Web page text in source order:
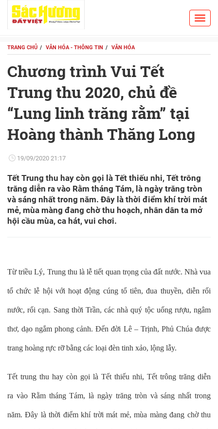
TRANG CHỦ VĂN HÓA - THÔNG TIN VĂN HÓA
Chương trình Vui Tết
Trung thu 2020, chủ đề
“Lung linh trăng rằm” tại
Hoàng thành Thăng Long
19/09/2020 21:17
Tết Trung thu hay còn gọi là Tết thiếu nhi, Tết trông
trăng diễn ra vào Rằm tháng Tám, là ngày trăng tròn
và sáng nhất trong năm. Đây là thời điểm khí trời mát
mẻ, mùa màng đang chờ thu hoạch, nhân dân ta mở
hội cầu mùa, ca hát, vui chơi.
Từ triều Lý, Trung thu là lễ tiết quan trọng của đất nước. Nhà vua
tổ chức lễ hội với hoạt động cúng tổ tiên, đua thuyền, diễn rối
nước, rối cạn. Sang thời Trần, các nhà quý tộc uống rượu, ngâm
thơ, dạo ngắm phong cảnh. Đến đời Lê – Trịnh, Phủ Chúa được
trang hoàng rực rỡ bằng các loại đèn tinh xảo, lộng lẫy.
Tết trung thu hay còn gọi là Tết thiếu nhi, Tết trông trăng diễn
ra vào Rằm tháng Tám, là ngày trăng tròn và sáng nhất trong
năm. Đây là thời điểm khí trời mát mẻ, mùa màng đang chờ thu